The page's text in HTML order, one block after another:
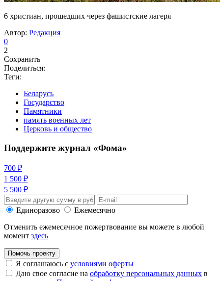
6 христиан, прошедших через фашистские лагеря
Автор: Редакция
0
2
Сохранить
Поделиться:
Теги:
Беларусь
Государство
Памятники
память военных лет
Церковь и общество
Поддержите журнал «Фома»
700 ₽
1 500 ₽
5 500 ₽
Единоразово
Ежемесячно
Отменить ежемесячное пожертвование вы можете в любой
момент здесь
Помочь проекту
Я соглашаюсь с условиями оферты
Даю свое согласие на обработку персональных данных в